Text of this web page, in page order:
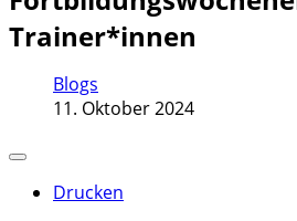
Trainer*innen
Blogs
11. Oktober 2024
Drucken